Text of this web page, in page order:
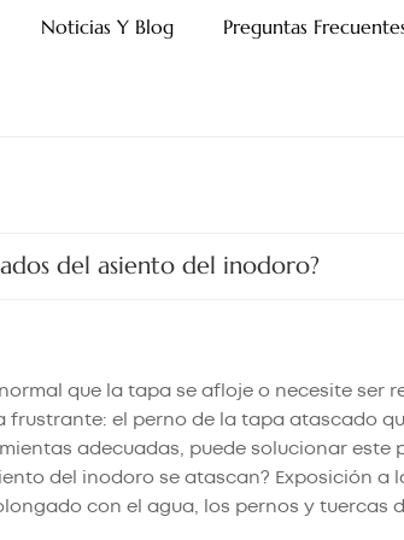
Noticias Y Blog Preguntas
del asiento del inodoro?
que la tapa se afloje o necesite ser
frustrante: el perno de la tapa atascado
adecuadas, puede solucionar este
del inodoro se atascan? Exposición a
con el agua, los pernos y tuercas